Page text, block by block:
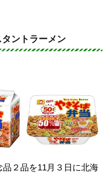
ントラーメン
品２品を11月３日に北海